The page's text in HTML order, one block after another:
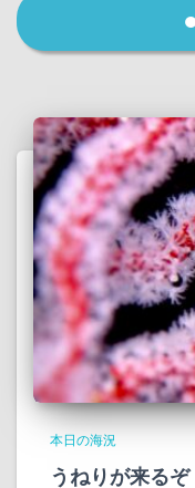
本日の海況
うねりが来るぞ